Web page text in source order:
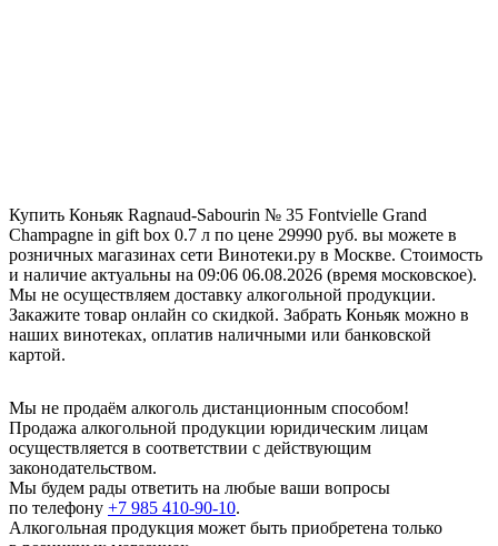
Купить Коньяк Ragnaud-Sabourin № 35 Fontvielle Grand
Champagne in gift box 0.7 л по цене 29990 руб. вы можете в
розничных магазинах сети Винотеки.ру в Москве. Стоимость
и наличие актуальны на 09:06 06.08.2026 (время московское).
Мы не осуществляем доставку алкогольной продукции.
Закажите товар онлайн со скидкой. Забрать Коньяк можно в
наших винотеках, оплатив наличными или банковской
картой.
Мы не продаём алкоголь дистанционным способом!
Продажа алкогольной продукции юридическим лицам
осуществляется в соответствии с действующим
законодательством.
Мы будем рады ответить на любые ваши вопросы
по телефону +7 985 410-90-10.
Алкогольная продукция может быть приобретена только